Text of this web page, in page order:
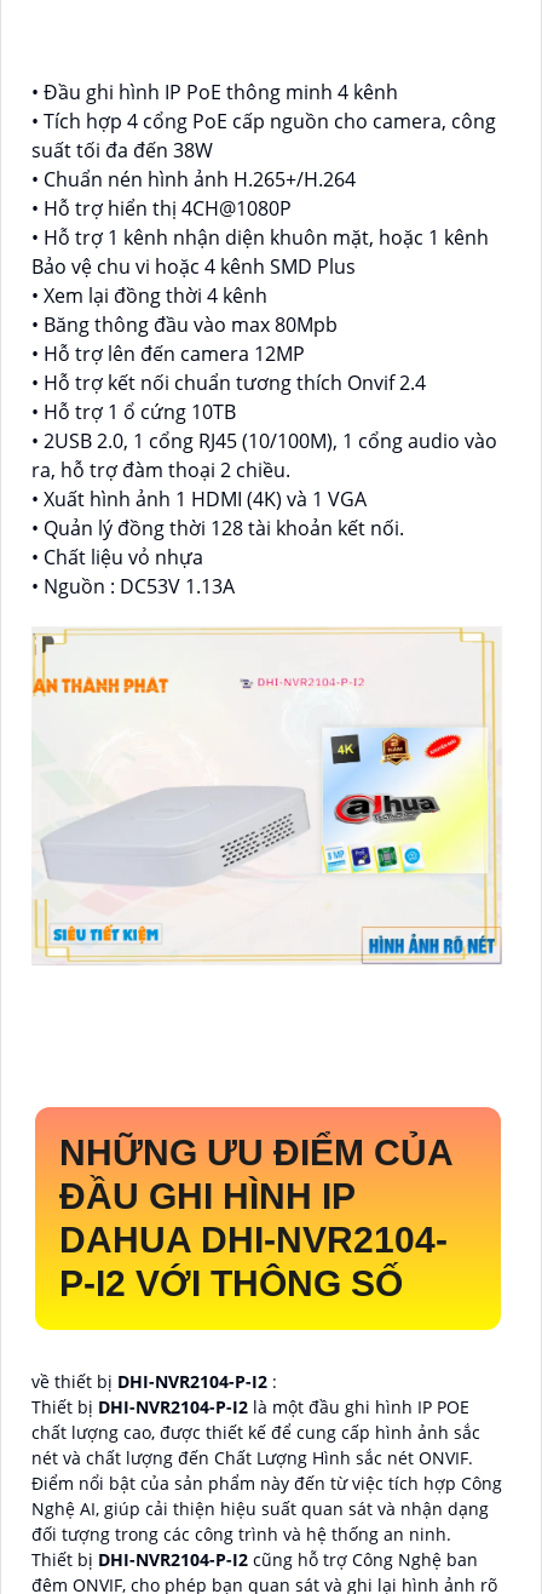
• Đầu ghi hình IP PoE thông minh 4 kênh
• Tích hợp 4 cổng PoE cấp nguồn cho camera, công
suất tối đa đến 38W
• Chuẩn nén hình ảnh H.265+/H.264
• Hỗ trợ hiển thị 4CH@1080P
• Hỗ trợ 1 kênh nhận diện khuôn mặt, hoặc 1 kênh
Bảo vệ chu vi hoặc 4 kênh SMD Plus
• Xem lại đồng thời 4 kênh
• Băng thông đầu vào max 80Mpb
• Hỗ trợ lên đến camera 12MP
• Hỗ trợ kết nối chuẩn tương thích Onvif 2.4
• Hỗ trợ 1 ổ cứng 10TB
• 2USB 2.0, 1 cổng RJ45 (10/100M), 1 cổng audio vào
ra, hỗ trợ đàm thoại 2 chiều.
• Xuất hình ảnh 1 HDMI (4K) và 1 VGA
• Quản lý đồng thời 128 tài khoản kết nối.
• Chất liệu vỏ nhựa
• Nguồn : DC53V 1.13A
NHỮNG ƯU ĐIỂM CỦA
ĐẦU GHI HÌNH IP
DAHUA DHI-NVR2104-
P-I2 VỚI THÔNG SỐ
về thiết bị DHI-NVR2104-P-I2 :
Thiết bị DHI-NVR2104-P-I2 là một đầu ghi hình IP POE
chất lượng cao, được thiết kế để cung cấp hình ảnh sắc
nét và chất lượng đến Chất Lượng Hình sắc nét ONVIF.
Điểm nổi bật của sản phẩm này đến từ việc tích hợp Công
Nghệ AI, giúp cải thiện hiệu suất quan sát và nhận dạng
đối tượng trong các công trình và hệ thống an ninh.
Thiết bị DHI-NVR2104-P-I2 cũng hỗ trợ Công Nghệ ban
đêm ONVIF, cho phép bạn quan sát và ghi lại hình ảnh rõ